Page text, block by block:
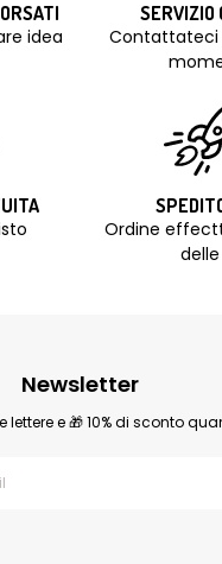
idea
SERVIZIO
Contattateci
Ordine
delle
Newsletter
lettere e 🎁 10% di sconto